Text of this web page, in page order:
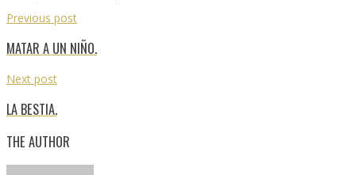
Previous post
MATAR A UN NIÑO.
Next post
LA BESTIA.
THE AUTHOR